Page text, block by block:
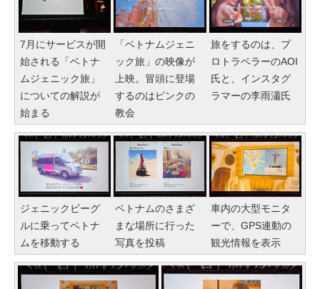
7月にサービスが開
始される「ベトナ
ムジェニック旅」
についての解説が
始まる
「ベトナムジェニ
ック旅」の映像が
上映。冒頭に登場
するのはピンクの
教会
旅をするのは、プ
ロトラベラーのAOI
氏と、インスタグ
ラマーの李雨瀟氏
ジェニックビーグ
ルに乗ってベトナ
ムを移動する
ベトナムのさまざ
まな場所に行った
写真を投稿
車内の大型モニタ
ーで、GPS連動の
観光情報を表示